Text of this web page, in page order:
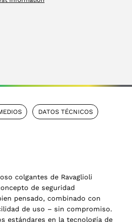
DATOS TÉCNICOS
colgantes de Ravaglioli
de seguridad
pensado, combinado con
de uso – sin compromiso.
estándares en la tecnología de